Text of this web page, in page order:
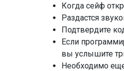
Когда сейф
Раздастся
Подтвердите
Если
вы услышите
Необходимо